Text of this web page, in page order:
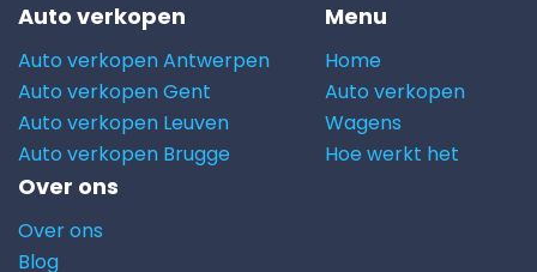
Auto verkopen
Auto verkopen Antwerpen
Auto verkopen Gent
Auto verkopen Leuven
Auto verkopen Brugge
Menu
Home
Auto verkopen
Wagens
Hoe werkt het
Over ons
Over ons
Blog